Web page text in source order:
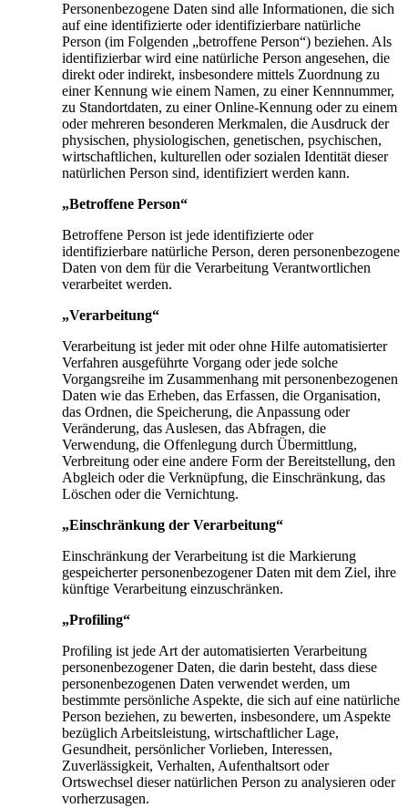
Personenbezogene Daten sind alle Informationen, die sich
auf eine identifizierte oder identifizierbare natürliche
Person (im Folgenden „betroffene Person“) beziehen. Als
identifizierbar wird eine natürliche Person angesehen, die
direkt oder indirekt, insbesondere mittels Zuordnung zu
einer Kennung wie einem Namen, zu einer Kennnummer,
zu Standortdaten, zu einer Online-Kennung oder zu einem
oder mehreren besonderen Merkmalen, die Ausdruck der
physischen, physiologischen, genetischen, psychischen,
wirtschaftlichen, kulturellen oder sozialen Identität dieser
natürlichen Person sind, identifiziert werden kann.
„Betroffene Person“
Betroffene Person ist jede identifizierte oder
identifizierbare natürliche Person, deren personenbezogene
Daten von dem für die Verarbeitung Verantwortlichen
verarbeitet werden.
„Verarbeitung“
Verarbeitung ist jeder mit oder ohne Hilfe automatisierter
Verfahren ausgeführte Vorgang oder jede solche
Vorgangsreihe im Zusammenhang mit personenbezogenen
Daten wie das Erheben, das Erfassen, die Organisation,
das Ordnen, die Speicherung, die Anpassung oder
Veränderung, das Auslesen, das Abfragen, die
Verwendung, die Offenlegung durch Übermittlung,
Verbreitung oder eine andere Form der Bereitstellung, den
Abgleich oder die Verknüpfung, die Einschränkung, das
Löschen oder die Vernichtung.
„Einschränkung der Verarbeitung“
Einschränkung der Verarbeitung ist die Markierung
gespeicherter personenbezogener Daten mit dem Ziel, ihre
künftige Verarbeitung einzuschränken.
„Profiling“
Profiling ist jede Art der automatisierten Verarbeitung
personenbezogener Daten, die darin besteht, dass diese
personenbezogenen Daten verwendet werden, um
bestimmte persönliche Aspekte, die sich auf eine natürliche
Person beziehen, zu bewerten, insbesondere, um Aspekte
bezüglich Arbeitsleistung, wirtschaftlicher Lage,
Gesundheit, persönlicher Vorlieben, Interessen,
Zuverlässigkeit, Verhalten, Aufenthaltsort oder
Ortswechsel dieser natürlichen Person zu analysieren oder
vorherzusagen.